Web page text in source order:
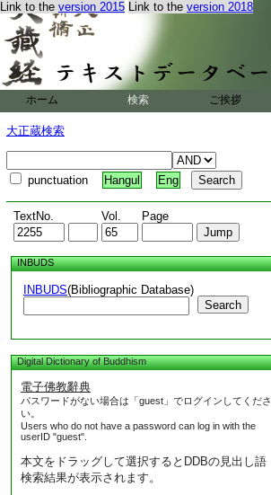
Link to the version 2015 Link to the version 2018
ホーム 検索 ご挨拶
大正蔵検索
punctuation Hangul Eng
TextNo. Vol. Page
INBUDS
INBUDS(Bibliographic Database)
Search
Digital Dictionary of Buddhism
電子佛教辭典
パスワードがない場合は「guest」でログインしてくださ
い。
Users who do not have a password can log in with the
userID "guest".
本文をドラッグして選択するとDDBの見出し語
検索結果が表示されます。